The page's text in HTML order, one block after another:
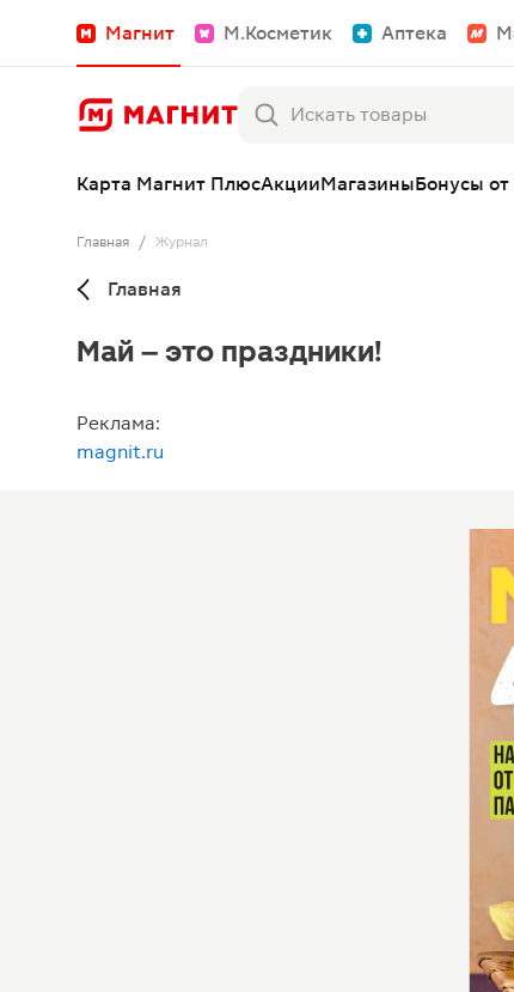
Магнит М.Косметик Аптека
Карта Магнит ПлюсАкцииМагазиныБонусы
Главная / Журнал
Главная
Май – это праздники!
Реклама:
magnit.ru